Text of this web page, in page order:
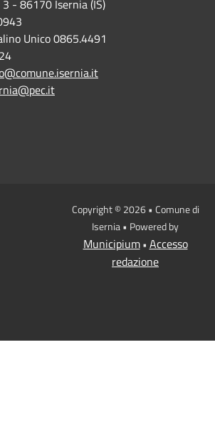
- 86170 Isernia (IS)
Unico 0865.4491
Copyright © 2026 • Comune di
Isernia • Powered by
Municipium• Accesso
redazione